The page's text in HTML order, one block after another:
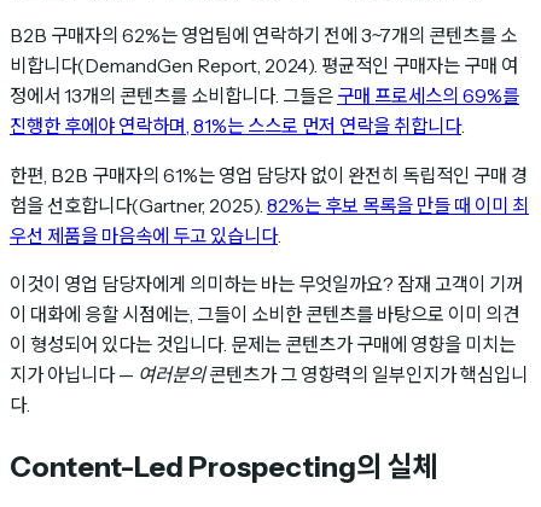
B2B 구매자의 62%는 영업팀에 연락하기 전에 3~7개의 콘텐츠를 소
비합니다(DemandGen Report, 2024). 평균적인 구매자는 구매 여
정에서 13개의 콘텐츠를 소비합니다. 그들은 구매 프로세스의 69%를
진행한 후에야 연락하며, 81%는 스스로 먼저 연락을 취합니다.
한편, B2B 구매자의 61%는 영업 담당자 없이 완전히 독립적인 구매 경
험을 선호합니다(Gartner, 2025). 82%는 후보 목록을 만들 때 이미 최
우선 제품을 마음속에 두고 있습니다.
이것이 영업 담당자에게 의미하는 바는 무엇일까요? 잠재 고객이 기꺼
이 대화에 응할 시점에는, 그들이 소비한 콘텐츠를 바탕으로 이미 의견
이 형성되어 있다는 것입니다. 문제는 콘텐츠가 구매에 영향을 미치는
지가 아닙니다 — 여러분의콘텐츠가 그 영향력의 일부인지가 핵심입니
다.
Content-Led Prospecting의 실체